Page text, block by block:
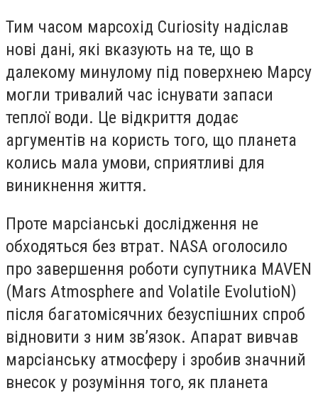
Тим часом марсохід Curiosity надіслав
нові дані, які вказують на те, що в
далекому минулому під поверхнею Марсу
могли тривалий час існувати запаси
теплої води. Це відкриття додає
аргументів на користь того, що планета
колись мала умови, сприятливі для
виникнення життя.
Проте марсіанські дослідження не
обходяться без втрат. NASA оголосило
про завершення роботи супутника MAVEN
(Mars Atmosphere and Volatile EvolutioN)
після багатомісячних безуспішних спроб
відновити з ним зв’язок. Апарат вивчав
марсіанську атмосферу і зробив значний
внесок у розуміння того, як планета